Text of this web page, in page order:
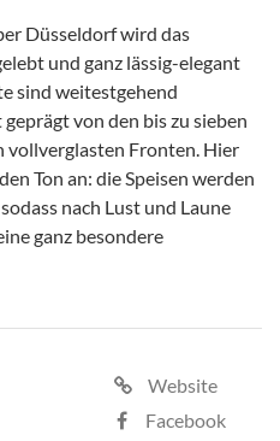
Düsseldorf wird das
und ganz lässig-elegant
sind weitestgehend
von den bis zu sieben
vollverglasten Fronten. Hier
Ton an: die Speisen werden
nach Lust und Laune
ganz besondere
Website
Facebook